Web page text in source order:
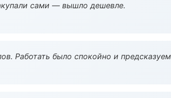
сами — вышло дешевле.
Работать было спокойно и